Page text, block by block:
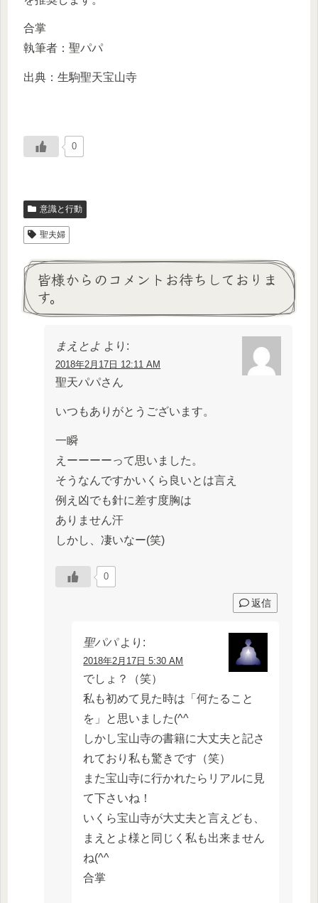
合掌
執筆者：聖パパ
出典：生駒聖天宝山寺
0
意識と行動
聖夫婦
皆様からのコメントお待ちしておりま
す。
まえとよ より:
2018年2月17日 12:11 AM
聖天パパさん
いつもありがとうございます。
一瞬
えーーーーって思いました。
そうなんですかいくら良いとは言え
例え凶でも針に差す度胸は
ありません汗
しかし、凄いなー(笑)
0
返信
聖パパ より:
2018年2月17日 5:30 AM
でしょ？（笑）
私も初めて見た時は「何たること
を」と思いました(^^ゞ
しかし宝山寺の書籍に大丈夫と記さ
れており私も驚きです（笑）
また宝山寺に行かれたらリアルに見
て下さいね！
いくら宝山寺が大丈夫と言えども、
まえとよ様と同じく私も出来ません
ね(^^ゞ
合掌